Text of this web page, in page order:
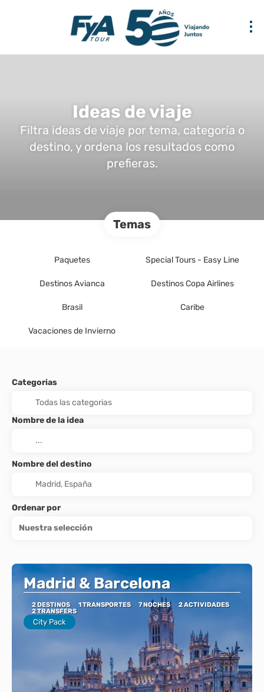
Ideas de viaje
Filtra ideas de viaje por tema, categoría o
destino, y ordena los resultados como
prefieras.
Temas
Paquetes Special Tours - Easy Line
Destinos Avianca Destinos Copa Airlines
Brasil Caribe
Vacaciones de Invierno
Categorias
Nombre de la idea
Nombre del destino
Ordenar por
Nuestra selección
Madrid & Barcelona
2 DESTINOS 1 TRANSPORTES 7 NOCHES
2 ACTIVIDADES
2 TRANSFERS
City Pack